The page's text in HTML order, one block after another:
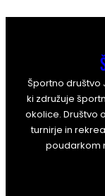
Športno društvo
ki združuje
okolice. Društvo
turnirje in
poudarkom